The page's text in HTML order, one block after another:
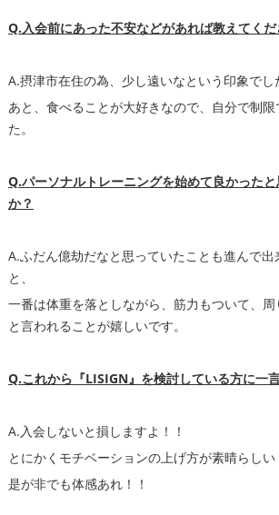
Q.入会前にあった不安などがあれば教えてくだ
A.摂津市在住の為、少し遠いなという印象でし
あと、食べることが大好きなので、自分で制
た。
Q.パーソナルトレーニングを始めて良かった
か？
A.ふだん億劫だなと思っていたことも進んで
と、
一番は体重を落としながら、筋力もついて、
と言われることが嬉しいです。
Q.これから『LISIGN』を検討している方に一
A.入会しないと損しますよ！！
とにかくモチベーションの上げ方が素晴らしい
是が非でも体感あれ！！